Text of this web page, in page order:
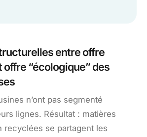
entre offre
offre “écologique” des
n’ont pas segmenté
lignes. Résultat : matières
recyclées se partagent les